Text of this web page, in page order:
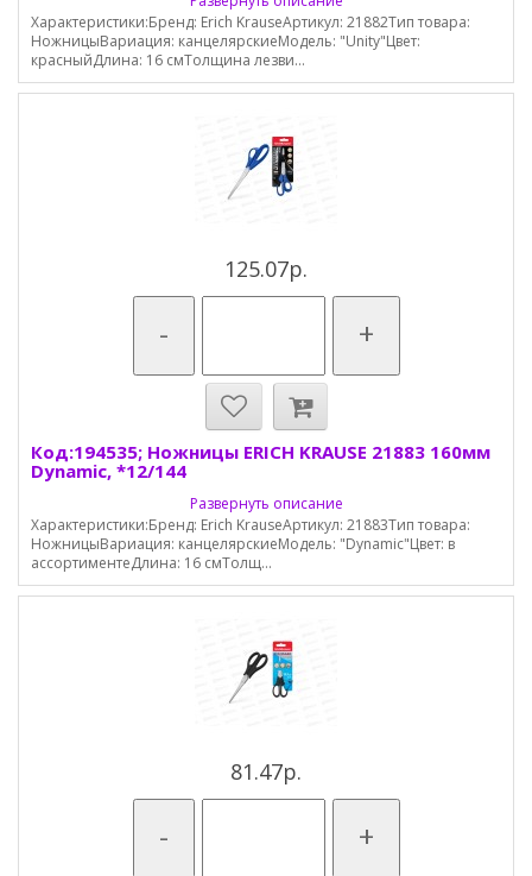
Характеристики:Бренд: Erich KrauseАртикул: 21882Тип товара:
НожницыВариация: канцелярскиеМодель: "Unity"Цвет:
красныйДлина: 16 смТолщина лезви...
125.07р.
- +
Код:194535; Ножницы ERICH KRAUSE 21883 160мм
Dynamic, *12/144
Развернуть описание
Характеристики:Бренд: Erich KrauseАртикул: 21883Тип товара:
НожницыВариация: канцелярскиеМодель: "Dynamic"Цвет: в
ассортиментеДлина: 16 смТолщ...
81.47р.
- +